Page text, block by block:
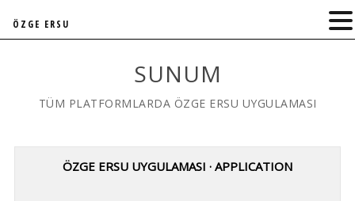
SUNUM
TÜM PLATFORMLARDA ÖZGE ERSU UYGULAMASI
ÖZGE ERSU UYGULAMASI · APPLICATION
ÖZGE ERSU